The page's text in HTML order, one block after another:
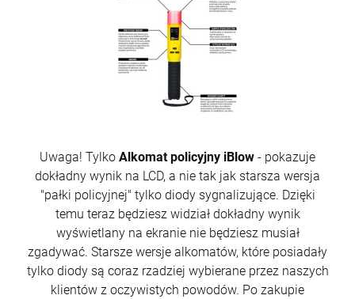
Uwaga! Tylko Alkomat policyjny iBlow - pokazuje
dokładny wynik na LCD, a nie tak jak starsza wersja
"pałki policyjnej" tylko diody sygnalizujące. Dzięki
temu teraz będziesz widział dokładny wynik
wyświetlany na ekranie nie będziesz musiał
zgadywać. Starsze wersje alkomatów, które posiadały
tylko diody są coraz rzadziej wybierane przez naszych
klientów z oczywistych powodów. Po zakupie